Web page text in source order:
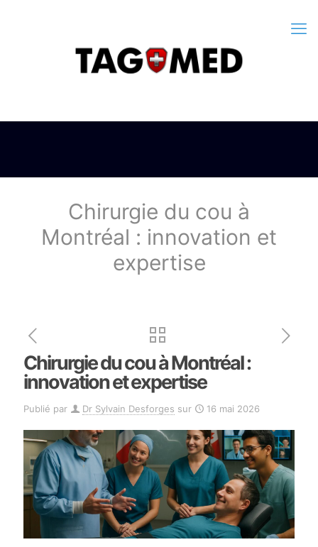
Chirurgie du cou à
Montréal : innovation et
expertise
Chirurgie du cou à Montréal :
innovation et expertise
Publié par Dr Sylvain Desforges sur 16 mai 2026